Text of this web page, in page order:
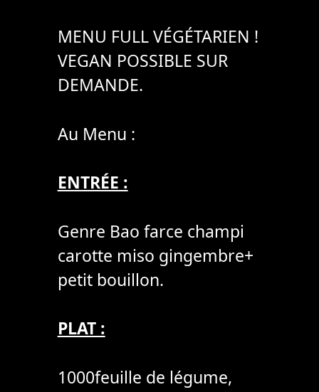
MENU FULL VÉGÉTARIEN !
VEGAN POSSIBLE SUR
DEMANDE.
Au Menu :
ENTRÉE :
Genre Bao farce champi
carotte miso gingembre+
petit bouillon.
PLAT :
1000feuille de légume,